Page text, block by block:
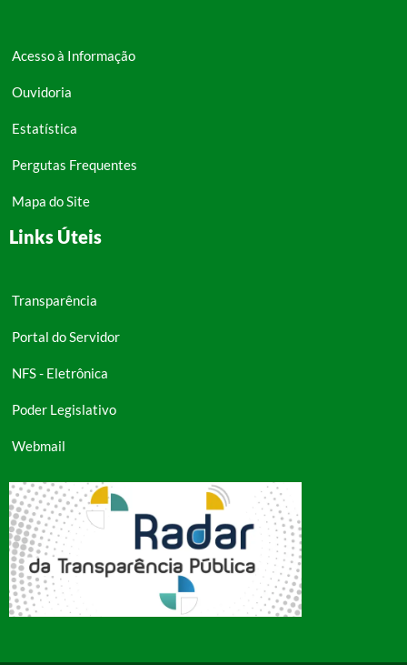
Acesso à Informação
Ouvidoria
Estatística
Pergutas Frequentes
Mapa do Site
Links Úteis
Transparência
Portal do Servidor
NFS - Eletrônica
Poder Legislativo
Webmail